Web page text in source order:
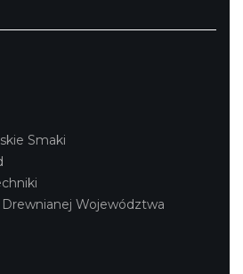
Smaki
Województwa